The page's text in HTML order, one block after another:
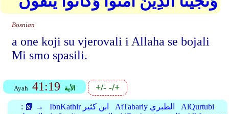
Bosnian
a one koji su vjerovali i Allaha se bojali
Mi smo spasili.
Ayah 41:19 الأية +/--/+
: 📗 → IbnKathir ابن كثير AtTabariy الطبري
AlQurtubi